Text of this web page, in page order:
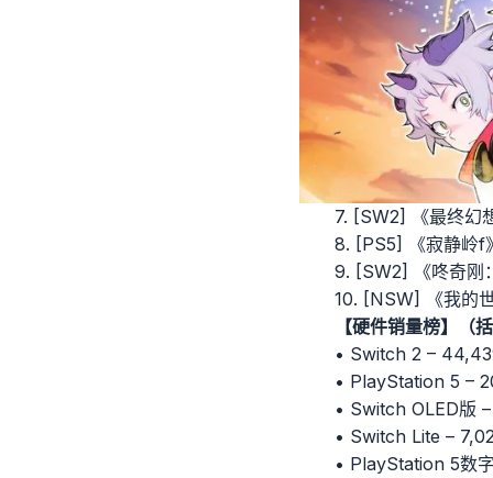
7. [SW2] 《最终幻
8. [PS5] 《寂静岭f
9. [SW2] 《咚奇刚
10. [NSW] 《我的
【硬件销量榜】（
• Switch 2 –
• PlayStation 5 –
• Switch OLED版
• Switch Lite –
• PlayStation 5数